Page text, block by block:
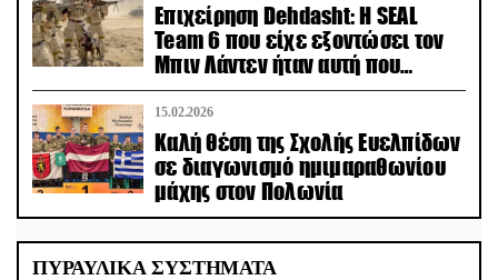
Επιχείρηση Dehdasht: Η SEAL
Team 6 που είχε εξοντώσει τον
Μπιν Λάντεν ήταν αυτή που
διέσωσε τον πιλότο του F-15
15.02.2026
Καλή θέση της Σχολής Ευελπίδων
σε διαγωνισμό ημιμαραθωνίου
μάχης στον Πολωνία
ΠΥΡΑΥΛΙΚΑ ΣΥΣΤΗΜΑΤΑ